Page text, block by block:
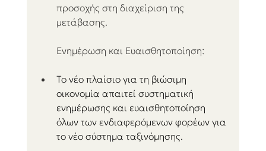
προσοχής στη διαχείριση της
μετάβασης.
Ενημέρωση και Ευαισθητοποίηση:
Το νέο πλαίσιο για τη βιώσιμη
οικονομία απαιτεί συστηματική
ενημέρωσης και ευαισθητοποίηση
όλων των ενδιαφερόμενων φορέων για
το νέο σύστημα ταξινόμησης.